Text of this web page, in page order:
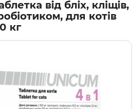
від бліх, кліщів,
для котів
кг